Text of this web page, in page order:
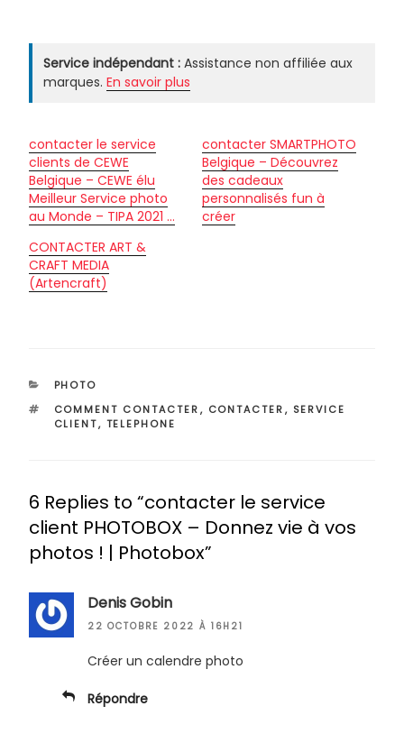
Service indépendant : Assistance non affiliée aux
marques. En savoir plus
contacter le service
clients de CEWE
Belgique – CEWE élu
Meilleur Service photo
au Monde – TIPA 2021 …
contacter SMARTPHOTO
Belgique – Découvrez
des cadeaux
personnalisés fun à
créer
CONTACTER ART &
CRAFT MEDIA
(Artencraft)
CATÉGORIES
PHOTO
ÉTIQUETTES
COMMENT CONTACTER, CONTACTER, SERVICE
CLIENT, TELEPHONE
6 Replies to “contacter le service
client PHOTOBOX – Donnez vie à vos
photos ! | Photobox”
Denis Gobin
22 OCTOBRE 2022 À 16H21
Créer un calendre photo
Répondre